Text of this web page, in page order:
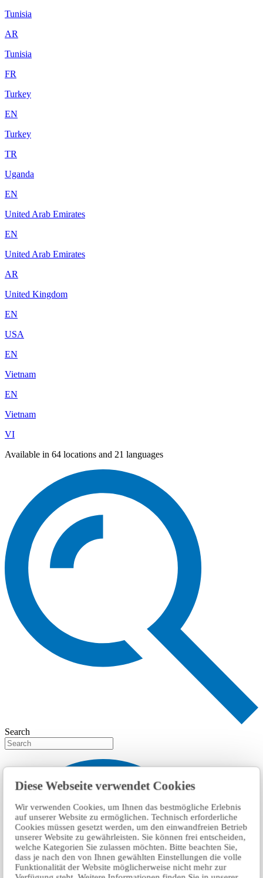
Diese Webseite verwendet Cookies
Wir verwenden Cookies, um Ihnen das bestmögliche Erlebnis
auf unserer Website zu ermöglichen. Technisch erforderliche
Cookies müssen gesetzt werden, um den einwandfreien Betrieb
unserer Website zu gewährleisten. Sie können frei entscheiden,
welche Kategorien Sie zulassen möchten. Bitte beachten Sie,
dass je nach den von Ihnen gewählten Einstellungen die volle
Funktionalität der Website möglicherweise nicht mehr zur
Tunisia
AR
Tunisia
FR
Turkey
EN
Turkey
TR
Uganda
EN
United Arab Emirates
EN
United Arab Emirates
AR
United Kingdom
EN
USA
EN
Vietnam
EN
Vietnam
VI
Available in 64 locations and 21 languages
Search